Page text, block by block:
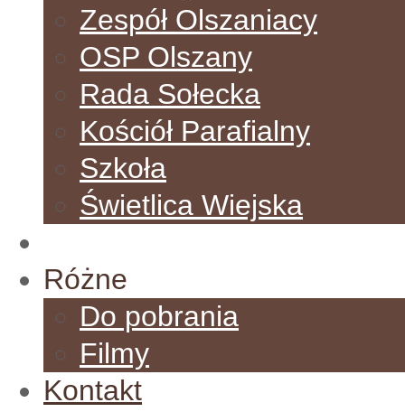
Zespół Olszaniacy
OSP Olszany
Rada Sołecka
Kościół Parafialny
Szkoła
Świetlica Wiejska
Różne
Do pobrania
Filmy
Kontakt